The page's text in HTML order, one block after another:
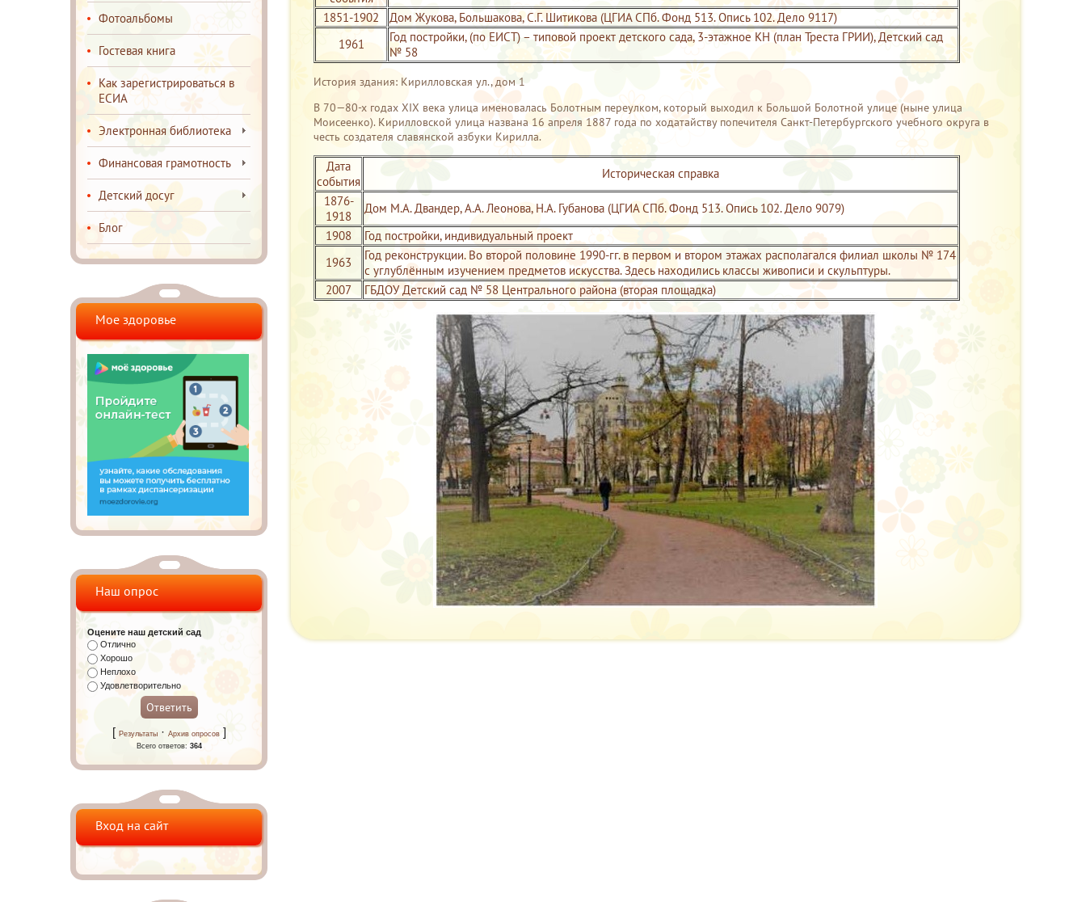
1851-1902
Дом Жукова, Большакова, С.Г. Шитикова (ЦГИА СПб. Фонд 513. Опись 102. Дело 9117)
1961
Год постройки, (по ЕИСТ) – типовой проект детского сада, 3-этажное КН (план Треста ГРИИ), Детский сад
№ 58
История здания: Кирилловская ул., дом 1
В 70—80-х годах XIX века улица именовалась Болотным переулком, который выходил к Большой Болотной улице (ныне улица
Моисеенко). Кирилловской улица названа 16 апреля 1887 года по ходатайству попечителя Санкт-Петербургского учебного округа в
честь создателя славянской азбуки Кирилла.
Дата
события
Историческая справка
1876-
1918
Дом М.А. Двандер, А.А. Леонова, Н.А. Губанова (ЦГИА СПб. Фонд 513. Опись 102. Дело 9079)
1908
Год постройки, индивидуальный проект
1963
Год реконструкции. Во второй половине 1990-гг. в первом и втором этажах располагался филиал школы № 174
с углублённым изучением предметов искусства. Здесь находились классы живописи и скульптуры.
2007
ГБДОУ Детский сад № 58 Центрального района (вторая площадка)
Фотоальбомы
Гостевая книга
Как зарегистрироваться в
ЕСИА
Электронная библиотека
Финансовая грамотность
Детский досуг
Блог
Мое здоровье
Наш опрос
Оцените наш детский сад
Отлично
Хорошо
Неплохо
Удовлетворительно
[ Результаты· Архив опросов]
Всего ответов: 364
Вход на сайт